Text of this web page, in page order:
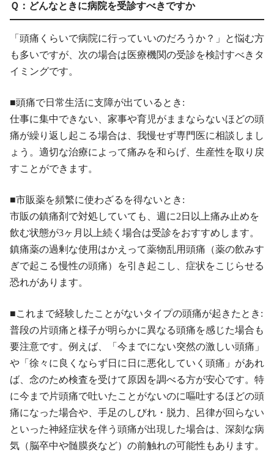
Ｑ：どんなときに病院を受診すべきですか
「頭痛くらいで病院に行っていいのだろうか？」と悩む方
も多いですが、次の場合は医療機関の受診を検討すべきタ
イミングです。
■頭痛で日常生活に支障が出ているとき:
仕事に集中できない、家事や育児がままならないほどの頭
痛が繰り返し起こる場合は、我慢せず専門医に相談しまし
ょう。適切な治療によって痛みを和らげ、生産性を取り戻
すことができます。
■市販薬を頻繁に使わざるを得ないとき:
市販の鎮痛剤で対処していても、週に2日以上痛み止めを
飲む状態が3ヶ月以上続く場合は受診をおすすめします。
鎮痛薬の過剰な使用はかえって薬物乱用頭痛（薬の飲みす
ぎで起こる慢性の頭痛）を引き起こし、症状をこじらせる
恐れがあります。
■これまで経験したことがないタイプの頭痛が起きたとき:
普段の片頭痛と様子が明らかに異なる頭痛を感じた場合も
要注意です。例えば、「今までにない突然の激しい頭痛」
や「徐々に良くならず日に日に悪化していく頭痛」があれ
ば、念のため検査を受けて原因を調べる方が安心です。特
に今まで片頭痛で吐いたことがないのに嘔吐するほどの頭
痛になった場合や、手足のしびれ・脱力、呂律が回らない
といった神経症状を伴う頭痛が出現した場合は、深刻な病
気（脳卒中や髄膜炎など）の前触れの可能性もあります。